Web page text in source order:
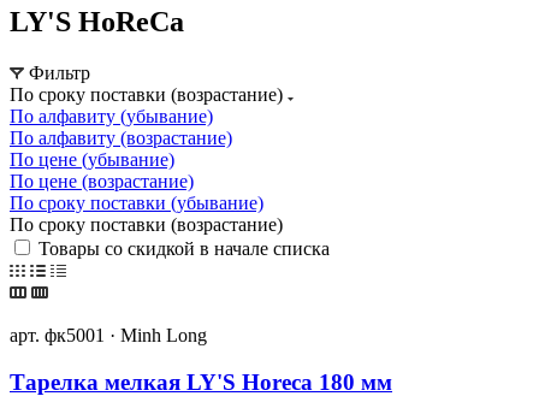
LY'S HoReCa
Фильтр
По сроку поставки (возрастание)
По алфавиту (убывание)
По алфавиту (возрастание)
По цене (убывание)
По цене (возрастание)
По сроку поставки (убывание)
По сроку поставки (возрастание)
Товары со скидкой в начале списка
арт. фк5001 · Minh Long
Тарелка мелкая LY'S Horeca 180 мм